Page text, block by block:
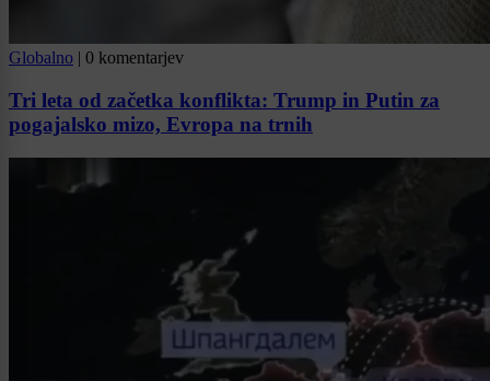
Globalno | 0 komentarjev
Tri leta od začetka konflikta: Trump in Putin za
pogajalsko mizo, Evropa na trnih